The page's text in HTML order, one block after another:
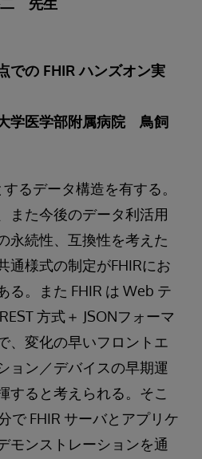
での FHIR ハンズオン実
学医学部附属病院 鳥飼
るデータ構造を有する。
また今後のデータ利活用
永続性、互換性を考えた
通様式の制定がFHIRにお
る。また FHIR は Web テ
方式＋ JSONフォーマ
、変化の早いフロントエ
ョン／デバイスの早期運
すると考えられる。そこ
で FHIR サーバとアプリケ
モンストレーションを通